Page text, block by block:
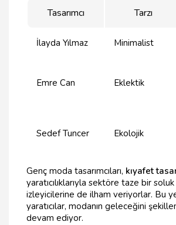
Tasarımcı Tarzı
İlayda Yılmaz Minimalist
Emre Can Eklektik
Sedef Tuncer Ekolojik
Genç moda tasarımcıları, kıyafet
yaratıcılıklarıyla sektöre taze bir
izleyicilerine de ilham veriyorlar. Bu
yaratıcılar, modanın geleceğini
devam ediyor.